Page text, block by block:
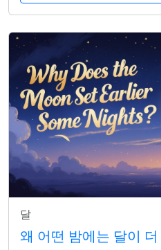
달
왜 어떤 밤에는 달이